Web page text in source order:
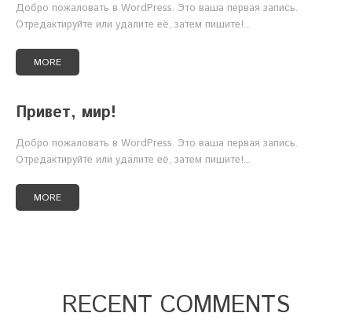
Добро пожаловать в WordPress. Это ваша первая запись.
Отредактируйте или удалите её, затем пишите!...
MORE
Привет, мир!
Добро пожаловать в WordPress. Это ваша первая запись.
Отредактируйте или удалите её, затем пишите!...
MORE
RECENT COMMENTS